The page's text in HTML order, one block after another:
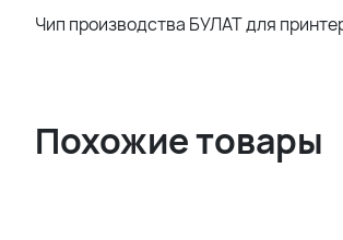
Чип производства БУЛАТ для
Похожие товары